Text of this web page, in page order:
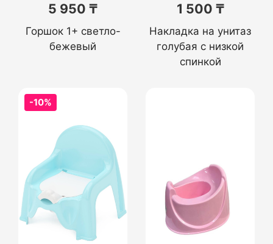
5 950 ₸
Горшок 1+ светло-
бежевый
1 500 ₸
Накладка на унитаз
голубая с низкой
спинкой
-10%